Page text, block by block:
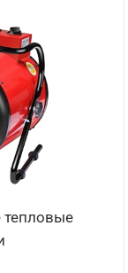
тепловые